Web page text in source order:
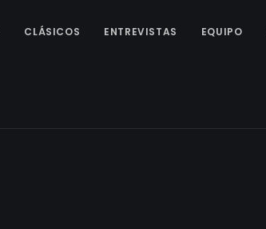
CLÁSICOS ENTREVISTAS EQUIPO